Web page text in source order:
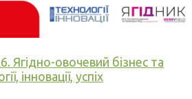
Ягідно-овочевий бізнес та
інновації, успіх